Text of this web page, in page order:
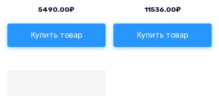
5490.00₽
Купить товар
11536.00₽
Купить товар